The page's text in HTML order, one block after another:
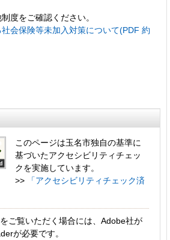
度をご確認ください。
会保険等未加入対策について(PDF 約
このページは玉名市独自の基準に
基づいたアクセシビリティチェッ
クを実施しています。
>>
「アクセシビリティチェック済
ご覧いただく場合には、Adobe社が
が必要です。